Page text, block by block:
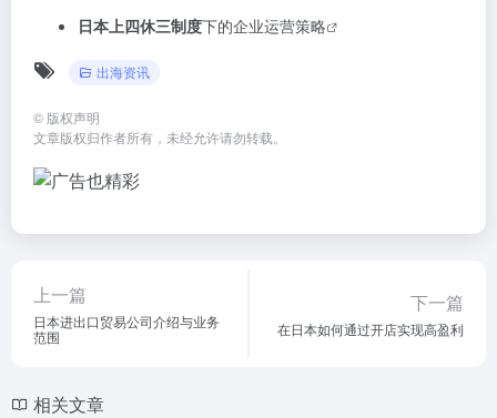
日本上四休三制度下的企业运营策略
出海资讯
© 版权声明
文章版权归作者所有，未经允许请勿转载。
上一篇
日本进出口贸易公司介绍与业务
范围
下一篇
在日本如何通过开店实现高盈利
相关文章